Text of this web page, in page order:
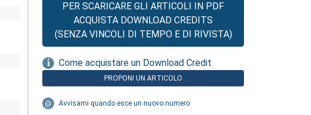
PER SCARICARE GLI ARTICOLI IN PDF
ACQUISTA DOWNLOAD CREDITS
(SENZA VINCOLI DI TEMPO E DI RIVISTA)
Come acquistare un Download Credit
PROPONI UN ARTICOLO
Avvisami quando esce un nuovo numero